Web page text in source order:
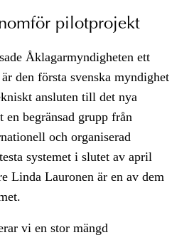
pilotprojekt
Åklagarmyndigheten ett
den första svenska myndighet
ansluten till det nya
en begränsad grupp från
och organiserad
systemet i slutet av april
Linda Lauronen är en av dem
vi en stor mängd